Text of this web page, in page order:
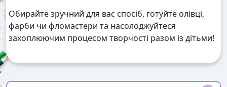
Обирайте зручний для вас спосіб, готуйте олівці,
фарби чи фломастери та насолоджуйтеся
захоплюючим процесом творчості разом із дітьми!